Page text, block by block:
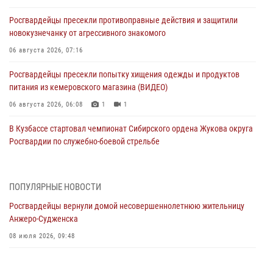
Росгвардейцы пресекли противоправные действия и защитили
новокузнечанку от агрессивного знакомого
06 августа 2026, 07:16
Росгвардейцы пресекли попытку хищения одежды и продуктов
питания из кемеровского магазина (ВИДЕО)
06 августа 2026, 06:08 1 1
В Кузбассе стартовал чемпионат Сибирского ордена Жукова округа
Росгвардии по служебно-боевой стрельбе
Росгвардейцы задержали в Кемерове дебошира, устроившего
05 августа 2026, 09:30
Росгвардейцы задержали участника драки, причинившего побои
ПОПУЛЯРНЫЕ НОВОСТИ
Росгвардейцы вернули домой несовершеннолетнюю жительницу
Анжеро-Судженска
08 июля 2026, 09:48